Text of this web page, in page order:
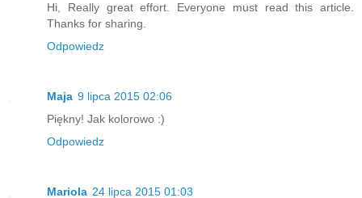
Hi, Really great effort. Everyone must read this article.
Thanks for sharing.
Odpowiedz
Maja 9 lipca 2015 02:06
Piękny! Jak kolorowo :)
Odpowiedz
Mariola 24 lipca 2015 01:03